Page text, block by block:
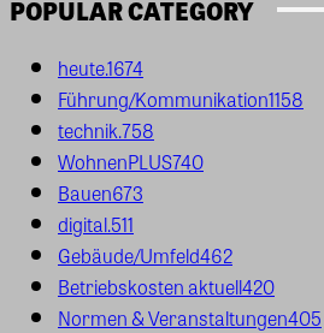
POPULAR CATEGORY
heute.1674
Führung/Kommunikation1158
technik.758
WohnenPLUS740
Bauen673
digital.511
Gebäude/Umfeld462
Betriebskosten aktuell420
Normen & Veranstaltungen405